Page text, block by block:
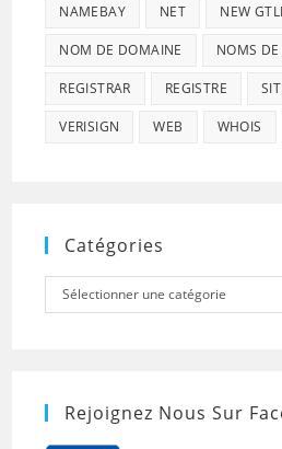
NAMEBAY NET NEW
NOM DE DOMAINE NOMS
REGISTRAR REGISTRE
VERISIGN WEB WHOIS
Catégories
Catégories
Sélectionner une catégorie
Rejoignez Nous Sur